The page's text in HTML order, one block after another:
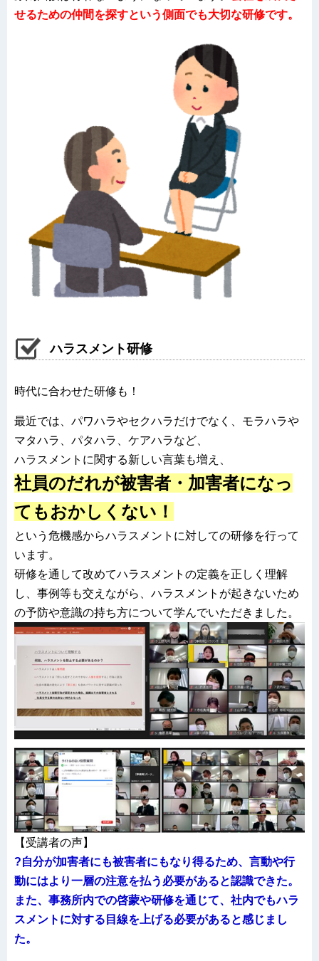
せるための仲間を探すという側面でも大切な研修です。
ハラスメント研修
時代に合わせた研修も！
最近では、パワハラやセクハラだけでなく、モラハラや
マタハラ、パタハラ、ケアハラなど、
ハラスメントに関する新しい言葉も増え、
社員のだれが被害者・加害者になっ
てもおかしくない！
という危機感からハラスメントに対しての研修を行って
います。
研修を通して改めてハラスメントの定義を正しく理解
し、事例等も交えながら、ハラスメントが起きないため
の予防や意識の持ち方について学んでいただきました。
【受講者の声】
?自分が加害者にも被害者にもなり得るため、言動や行
動にはより一層の注意を払う必要があると認識できた。
また、事務所内での啓蒙や研修を通じて、社内でもハラ
スメントに対する目線を上げる必要があると感じまし
た。